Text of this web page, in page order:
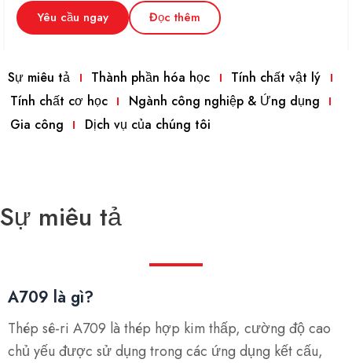
Yêu cầu ngay Đọc thêm
Sự miêu tả Thành phần hóa học
Tính chất vật lý
Tính chất cơ học
Ngành công nghiệp & Ứng dụng
Gia công
Dịch vụ của chúng tôi
Sự miêu tả
A709 là gì?
Thép sê-ri A709 là thép hợp kim thấp, cường độ cao
chủ yếu được sử dụng trong các ứng dụng kết cấu,